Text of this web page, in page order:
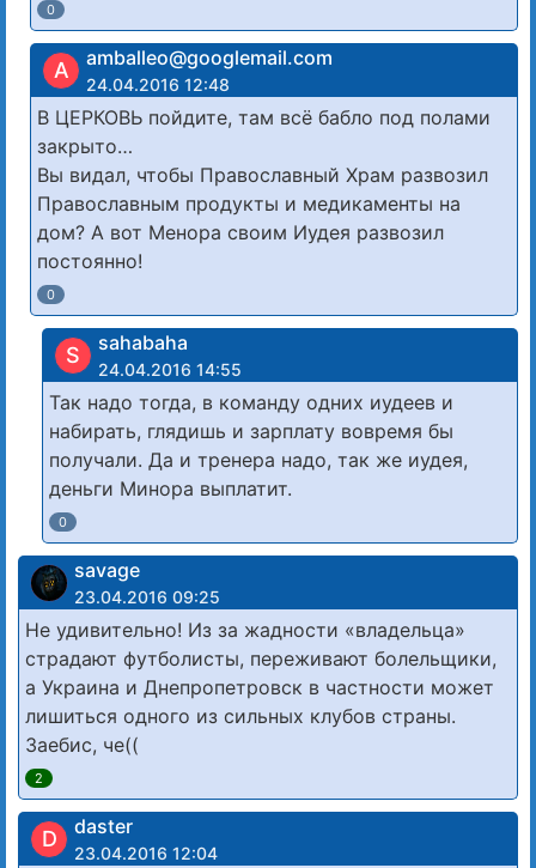
0
A amballeo@googlemail.com
24.04.2016 12:48
В ЦЕРКОВЬ пойдите, там всё бабло под полами
закрыто…
Вы видал, чтобы Православный Храм развозил
Православным продукты и медикаменты на
дом? А вот Менора своим Иудея развозил
постоянно!
0
S sahabaha
24.04.2016 14:55
Так надо тогда, в команду одних иудеев и
набирать, глядишь и зарплату вовремя бы
получали. Да и тренера надо, так же иудея,
деньги Минора выплатит.
0
savage
23.04.2016 09:25
Не удивительно! Из за жадности «владельца»
страдают футболисты, переживают болельщики,
а Украина и Днепропетровск в частности может
лишиться одного из сильных клубов страны.
Заебис, че((
2
D daster
23.04.2016 12:04